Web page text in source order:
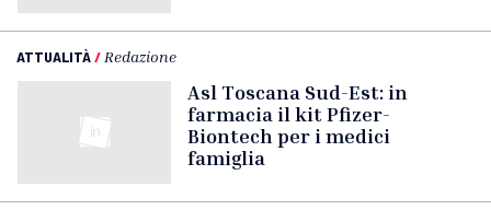
ATTUALITÀ/ Redazione
Asl Toscana Sud-Est: in
farmacia il kit Pfizer-
Biontech per i medici
famiglia